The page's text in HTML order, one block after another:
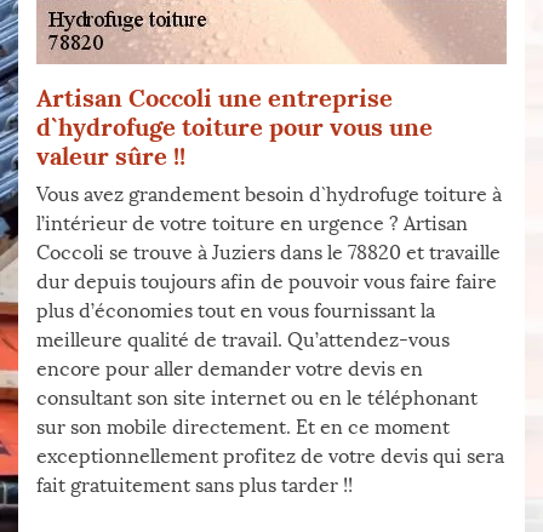
Artisan Coccoli une entreprise
d`hydrofuge toiture pour vous une
valeur sûre !!
Vous avez grandement besoin d`hydrofuge toiture à
l’intérieur de votre toiture en urgence ? Artisan
Coccoli se trouve à Juziers dans le 78820 et travaille
dur depuis toujours afin de pouvoir vous faire faire
plus d’économies tout en vous fournissant la
meilleure qualité de travail. Qu’attendez-vous
encore pour aller demander votre devis en
consultant son site internet ou en le téléphonant
sur son mobile directement. Et en ce moment
exceptionnellement profitez de votre devis qui sera
fait gratuitement sans plus tarder !!